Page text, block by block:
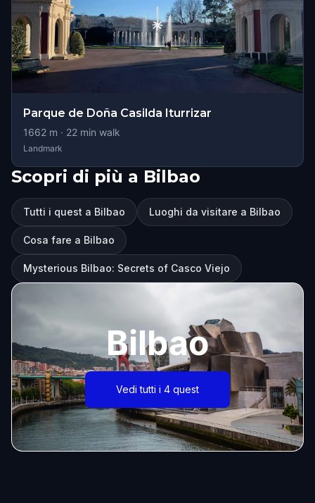
Parque de Doña Casilda Iturrizar
1662 m · 22 min walk
Landmark
Scopri di più a Bilbao
Tutti i quest a Bilbao Luoghi da visitare a Bilbao
Cosa fare a Bilbao
Mysterious Bilbao: Secrets of Casco Viejo
Bilbao
Vedi tutti i 4 quest